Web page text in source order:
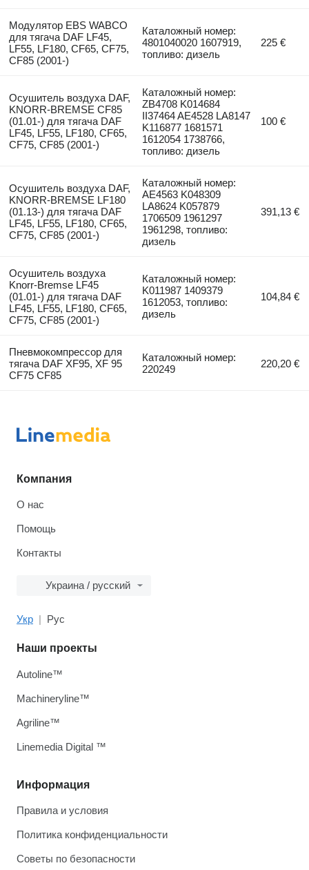
Модулятор EBS WABCO
для тягача DAF LF45,
LF55, LF180, CF65, CF75,
CF85 (2001-)
Каталожный номер:
4801040020 1607919,
топливо: дизель
225 €
Осушитель воздуха DAF,
KNORR-BREMSE CF85
(01.01-) для тягача DAF
LF45, LF55, LF180, CF65,
CF75, CF85 (2001-)
Каталожный номер:
ZB4708 K014684
II37464 AE4528 LA8147
K116877 1681571
1612054 1738766,
топливо: дизель
100 €
Осушитель воздуха DAF,
KNORR-BREMSE LF180
(01.13-) для тягача DAF
LF45, LF55, LF180, CF65,
CF75, CF85 (2001-)
Каталожный номер:
AE4563 K048309
LA8624 K057879
1706509 1961297
1961298, топливо:
дизель
391,13 €
Осушитель воздуха
Knorr-Bremse LF45
(01.01-) для тягача DAF
LF45, LF55, LF180, CF65,
CF75, CF85 (2001-)
Каталожный номер:
K011987 1409379
1612053, топливо:
дизель
104,84 €
Пневмокомпрессор для
тягача DAF XF95, XF 95
CF75 CF85
Каталожный номер:
220249
220,20 €
Компания
О нас
Помощь
Контакты
Украина / русский
Укр Рус
Информация
Правила и условия
Политика конфиденциальности
Советы по безопасности
Наши проекты
Autoline™
Machineryline™
Agriline™
Linemedia Digital ™